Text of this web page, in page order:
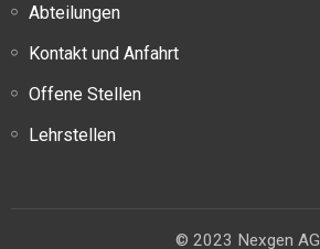
Abteilungen
Kontakt und Anfahrt
Offene Stellen
Lehrstellen
© 2023 Nexgen AG